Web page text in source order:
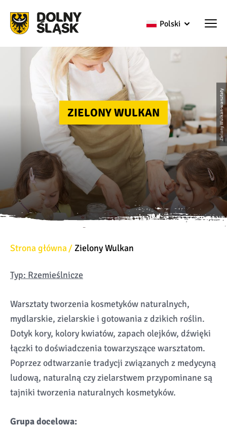
Polski
Zielony Wulkan-warsztaty
ZIELONY WULKAN
Strona główna Zielony Wulkan
Typ: Rzemieślnicze
Warsztaty tworzenia kosmetyków naturalnych,
mydlarskie, zielarskie i gotowania z dzikich roślin.
Dotyk kory, kolory kwiatów, zapach olejków, dźwięki
łączki to doświadczenia towarzyszące warsztatom.
Poprzez odtwarzanie tradycji związanych z medycyną
ludową, naturalną czy zielarstwem przypominane są
tajniki tworzenia naturalnych kosmetyków.
Grupa docelowa: